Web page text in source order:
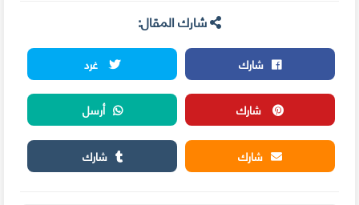
شارك المقال:
شارك
غرد
شارك
أرسل
شارك
شارك